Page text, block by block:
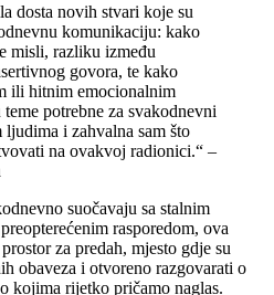
dosta novih stvari koje su
komunikaciju: kako
misli, razliku između
govora, te kako
ili hitnim emocionalnim
potrebne za svakodnevni
i zahvalna sam što
na ovakvoj radionici.“ –
suočavaju sa stalnim
rasporedom, ova
za predah, mjesto gdje su
obaveza i otvoreno razgovarati o
kojima rijetko pričamo naglas.